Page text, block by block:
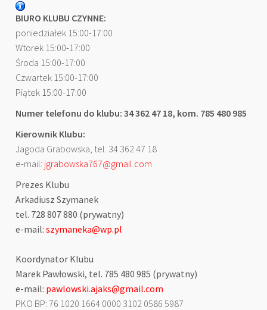
BIURO KLUBU CZYNNE:
poniedziałek 15:00-17:00
Wtorek 15:00-17:00
Środa 15:00-17:00
Czwartek 15:00-17:00
Piątek 15:00-17:00
Numer telefonu do klubu: 34 362 47 18, kom. 785 480 985
Kierownik Klubu:
Jagoda Grabowska, tel. 34 362 47 18
e-mail: jgrabowska767@gmail.com
Prezes Klubu
Arkadiusz Szymanek
tel. 728 807 880 (prywatny)
e-mail: szymaneka@wp.pl
Koordynator Klubu
Marek Pawłowski, tel. 785 480 985 (prywatny)
e-mail: pawlowski.ajaks@gmail.com
PKO BP: 76 1020 1664 0000 3102 0586 5987